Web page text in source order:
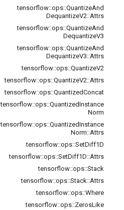
tensorflow::ops::QuantizeAnd
DequantizeV2::Attrs
tensorflow::ops::QuantizeAnd
DequantizeV3
tensorflow::ops::QuantizeAnd
DequantizeV3::Attrs
tensorflow::ops::QuantizeV2
tensorflow::ops::QuantizeV2::Attrs
tensorflow::ops::QuantizedConcat
tensorflow::ops::QuantizedInstance
Norm
tensorflow::ops::QuantizedInstance
Norm::Attrs
tensorflow::ops::SetDiff1D
tensorflow::ops::SetDiff1D::Attrs
tensorflow::ops::Stack
tensorflow::ops::Stack::Attrs
tensorflow::ops::Where
tensorflow::ops::ZerosLike
means subdiagonals. k